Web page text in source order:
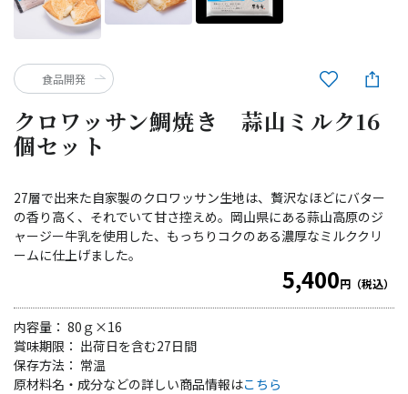
クロワッサン鯛焼き 蒜山ミルク16
個セット
27層で出来た自家製のクロワッサン生地は、贅沢なほどにバター
の香り高く、それでいて甘さ控えめ。岡山県にある蒜山高原のジ
ャージー牛乳を使用した、もっちりコクのある濃厚なミルククリ
ームに仕上げました。
5,400円（税込）
内容量： 80ｇ×16
賞味期限： 出荷日を含む27日間
保存方法： 常温
原材料名・成分などの詳しい商品情報はこちら
食品開発